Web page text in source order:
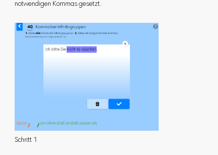
notwendigen Kommas gesetzt.
Schritt 1